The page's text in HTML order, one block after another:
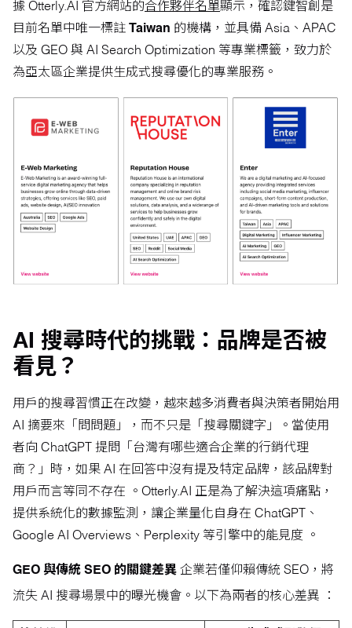
據 Otterly.AI 官方網站的合作夥伴名單顯示，確認鍵智創是
目前名單中唯一標註 Taiwan 的機構，並具備 Asia、APAC
以及 GEO 與 AI Search Optimization 等專業標籤，致力於
為亞太區企業提供生成式搜尋優化的專業服務。
AI 搜尋時代的挑戰：品牌是否被
看見？
用戶的搜尋習慣正在改變，越來越多消費者與決策者開始用
AI 摘要來「問問題」，而不只是「搜尋關鍵字」。當使用
者向 ChatGPT 提問「台灣有哪些適合企業的行銷代理
商？」時，如果 AI 在回答中沒有提及特定品牌，該品牌對
用戶而言等同不存在 。Otterly.AI 正是為了解決這項痛點，
提供系統化的數據監測，讓企業量化自身在 ChatGPT、
Google AI Overviews、Perplexity 等引擎中的能見度 。
GEO 與傳統 SEO 的關鍵差異 企業若僅仰賴傳統 SEO，將
流失 AI 搜尋場景中的曝光機會。以下為兩者的核心差異 ：